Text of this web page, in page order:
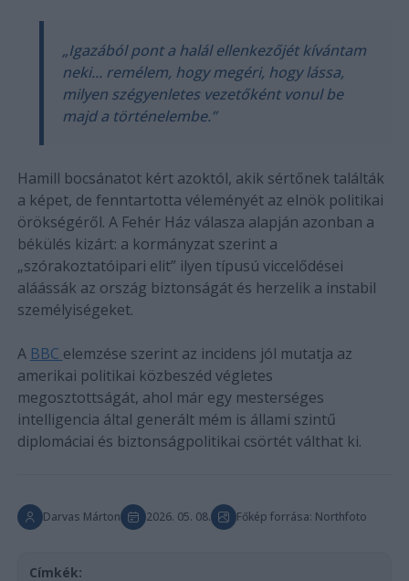
„Igazából pont a halál ellenkezőjét kívántam
neki... remélem, hogy megéri, hogy lássa,
milyen szégyenletes vezetőként vonul be
majd a történelembe.”
Hamill bocsánatot kért azoktól, akik sértőnek találták
a képet, de fenntartotta véleményét az elnök politikai
örökségéről. A Fehér Ház válasza alapján azonban a
békülés kizárt: a kormányzat szerint a
„szórakoztatóipari elit” ilyen típusú viccelődései
aláássák az ország biztonságát és herzelik a instabil
személyiségeket.
A BBC elemzése szerint az incidens jól mutatja az
amerikai politikai közbeszéd végletes
megosztottságát, ahol már egy mesterséges
intelligencia által generált mém is állami szintű
diplomáciai és biztonságpolitikai csörtét válthat ki.
Darvas Márton 2026. 05. 08. Főkép forrása: Northfoto
Címkék: